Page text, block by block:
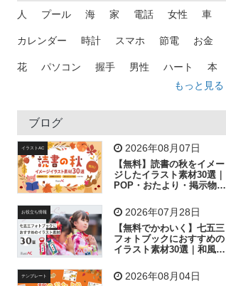
人 プール 海 家 電話 女性 車
カレンダー 時計 スマホ 節電 お金
花 パソコン 握手 男性 ハート 本
トラック 木
吹き出し
飛行機 グラフ ビル 魚 家族 書類
歩く 工場 会社 太陽 キラキラ
子供 作業員 葉 相談 ピクトグラム
もっと見る
ブログ
イラストAC 2026年08月07日
【無料】読書の秋をイメー
ジしたイラスト素材30選｜
POP・おたより・掲示物に
お役立ち情報 2026年07月28日
【無料でかわいく】七五三
フォトブックにおすすめの
イラスト素材30選｜和風の
テンプレート 2026年08月04日